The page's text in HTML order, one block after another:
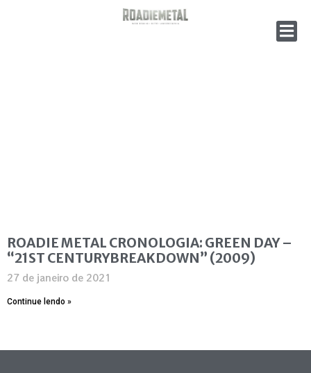
ROADIE METAL CRONOLOGIA: GREEN DAY –
“21ST CENTURYBREAKDOWN” (2009)
27 de janeiro de 2021
Continue lendo »